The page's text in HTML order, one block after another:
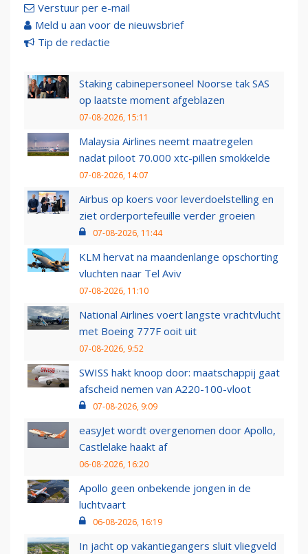
Verstuur per e-mail
Meld u aan voor de nieuwsbrief
Tip de redactie
Staking cabinepersoneel Noorse tak SAS
op laatste moment afgeblazen
07-08-2026, 15:11
Malaysia Airlines neemt maatregelen
nadat piloot 70.000 xtc-pillen smokkelde
07-08-2026, 14:07
Airbus op koers voor leverdoelstelling en
ziet orderportefeuille verder groeien
07-08-2026, 11:44
KLM hervat na maandenlange opschorting
vluchten naar Tel Aviv
07-08-2026, 11:10
National Airlines voert langste vrachtvlucht
met Boeing 777F ooit uit
07-08-2026, 9:52
SWISS hakt knoop door: maatschappij gaat
afscheid nemen van A220-100-vloot
07-08-2026, 9:09
easyJet wordt overgenomen door Apollo,
Castlelake haakt af
06-08-2026, 16:20
Apollo geen onbekende jongen in de
luchtvaart
06-08-2026, 16:19
In jacht op vakantiegangers sluit vliegveld